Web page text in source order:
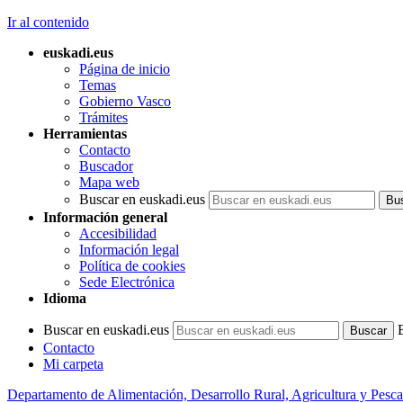
Ir al contenido
euskadi.eus
Página de inicio
Temas
Gobierno Vasco
Trámites
Herramientas
Contacto
Buscador
Mapa web
Buscar en euskadi.eus
Información general
Accesibilidad
Información legal
Política de cookies
Sede Electrónica
Idioma
Buscar en euskadi.eus
Contacto
Mi carpeta
Departamento de Alimentación, Desarrollo Rural, Agricultura y Pesca